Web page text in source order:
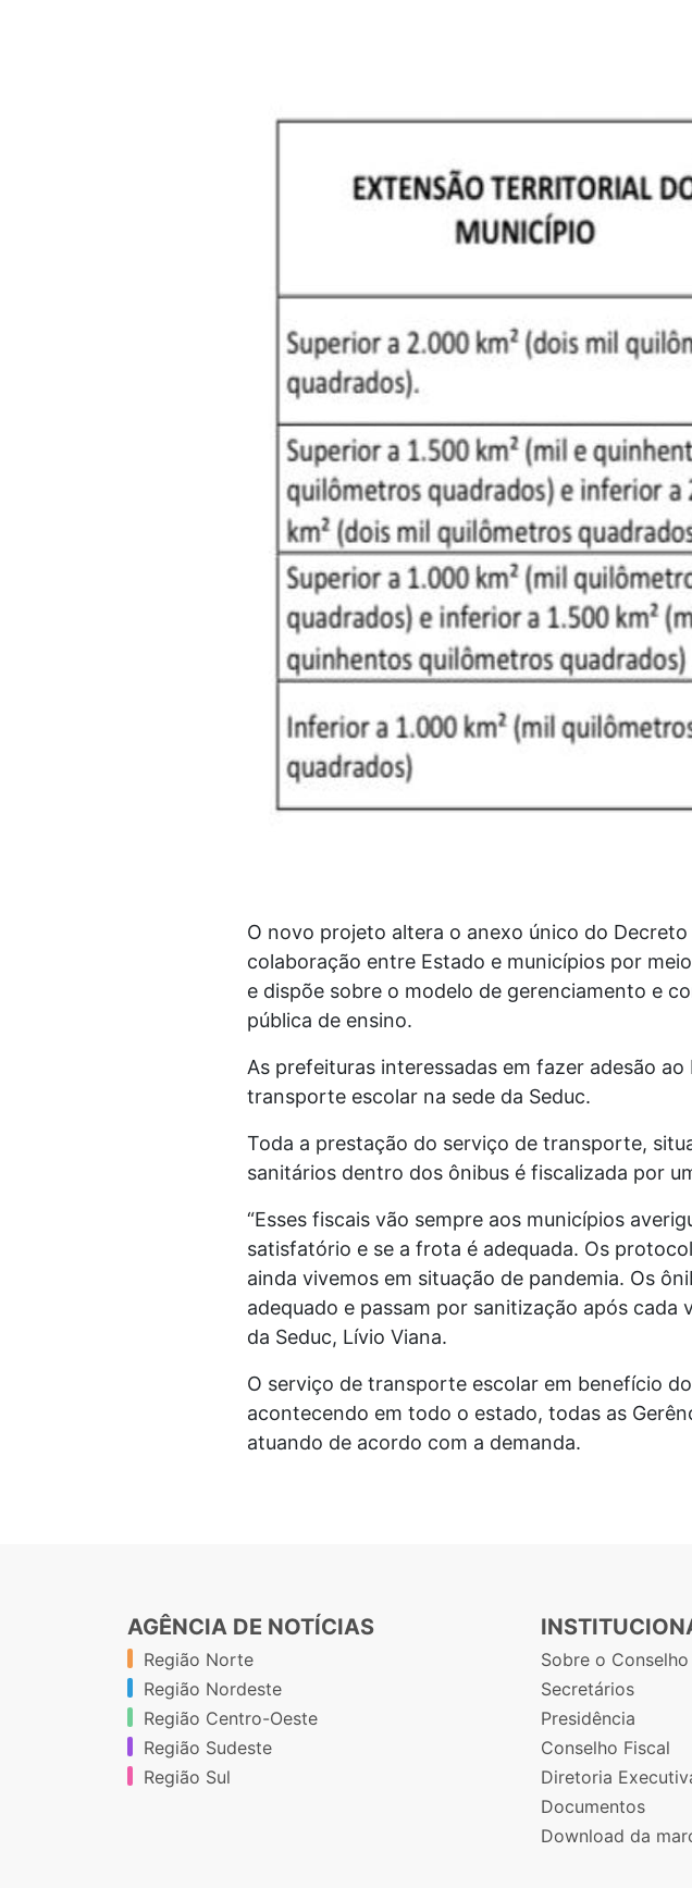
O novo projeto altera o anexo único do Decreto
colaboração entre Estado e municípios por
e dispõe sobre o modelo de gerenciamento e
pública de ensino.
As prefeituras interessadas em fazer adesão
transporte escolar na sede da Seduc.
Toda a prestação do serviço de transporte,
sanitários dentro dos ônibus é fiscalizada por
“Esses fiscais vão sempre aos municípios
satisfatório e se a frota é adequada. Os
ainda vivemos em situação de pandemia. Os
adequado e passam por sanitização após
da Seduc, Lívio Viana.
O serviço de transporte escolar em benefício
acontecendo em todo o estado, todas as
atuando de acordo com a demanda.
AGÊNCIA DE NOTÍCIAS
Região Norte
Região Nordeste
Região Centro-Oeste
Região Sudeste
Região Sul
Sobre o Conselho
Secretários
Presidência
Conselho Fiscal
Diretoria
Documentos
Download da